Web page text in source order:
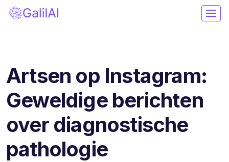
Artsen op Instagram:
Geweldige berichten
over diagnostische
pathologie